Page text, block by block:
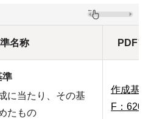
名称 PDFフ
準
に当たり、その基
たもの
作成基
F：